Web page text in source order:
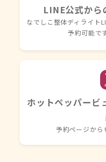
LINE公式から
なでしこ整体ディライト
予約可能です
ホットペッパービ
予約ページから